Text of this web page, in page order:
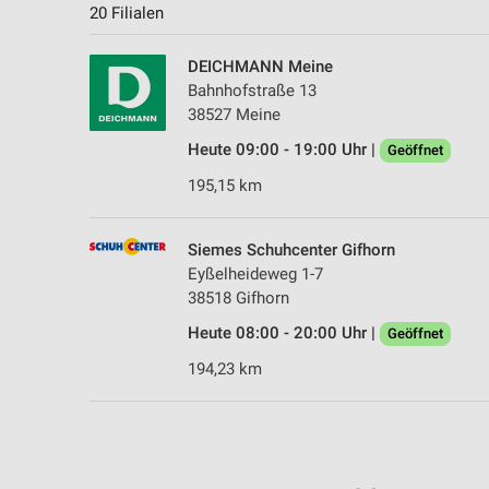
20 Filialen
DEICHMANN Meine
Bahnhofstraße 13
38527 Meine
Heute 09:00 - 19:00 Uhr |
Geöffnet
195,15 km
Siemes Schuhcenter Gifhorn
Eyßelheideweg 1-7
38518 Gifhorn
Heute 08:00 - 20:00 Uhr |
Geöffnet
194,23 km